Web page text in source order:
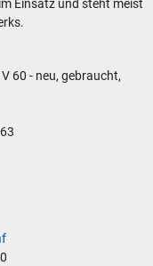
Einsatz und steht meist
60 - neu, gebraucht,